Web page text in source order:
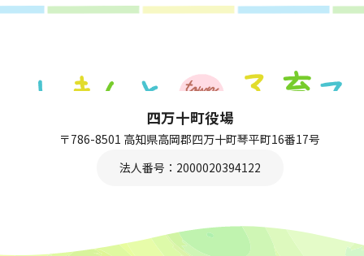
四万十町役場
〒786-8501 高知県高岡郡四万十町琴平町16番17号
法人番号：2000020394122